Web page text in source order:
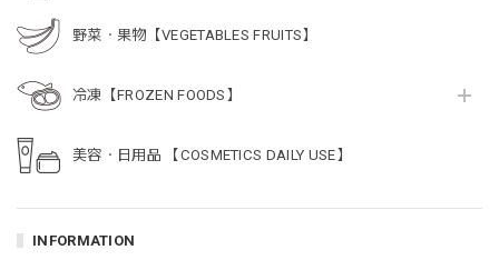
野菜・果物【VEGETABLES FRUITS】
冷凍【FROZEN FOODS】
美容・日用品 【COSMETICS DAILY USE】
INFORMATION